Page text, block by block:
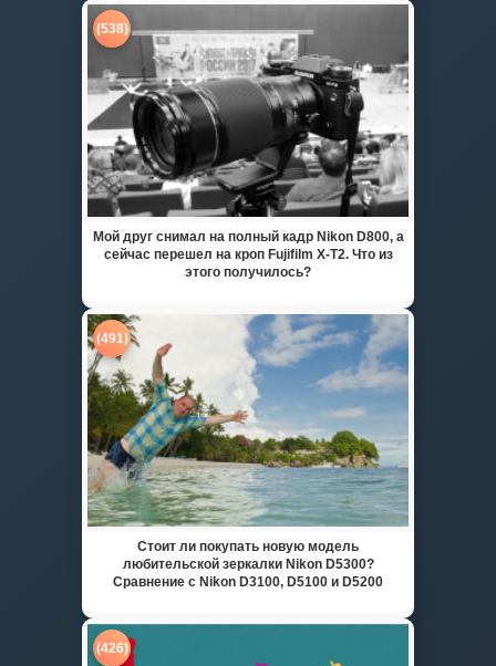
(538)
Мой друг снимал на полный кадр Nikon D800, а
сейчас перешел на кроп Fujifilm X-T2. Что из
этого получилось?
(491)
Стоит ли покупать новую модель
любительской зеркалки Nikon D5300?
Сравнение с Nikon D3100, D5100 и D5200
(426)